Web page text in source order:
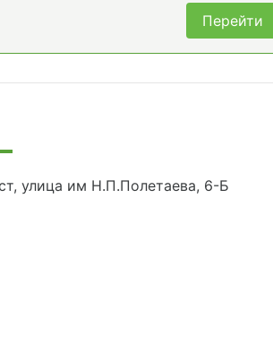
Перейти
улица им Н.П.Полетаева, 6-Б